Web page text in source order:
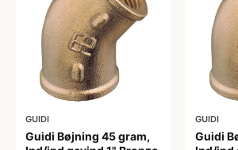
GUIDI
Guidi Bøjning 45 gram,
GUIDI
Guidi